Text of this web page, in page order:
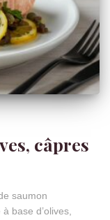
câpres
saumon
base d’olives,